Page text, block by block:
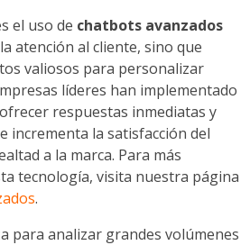
el uso de chatbots avanzados
atención al cliente, sino que
valiosos para personalizar
líderes han implementado
respuestas inmediatas y
incrementa la satisfacción del
a la marca. Para más
tecnología, visita nuestra página
.
para analizar grandes volúmenes